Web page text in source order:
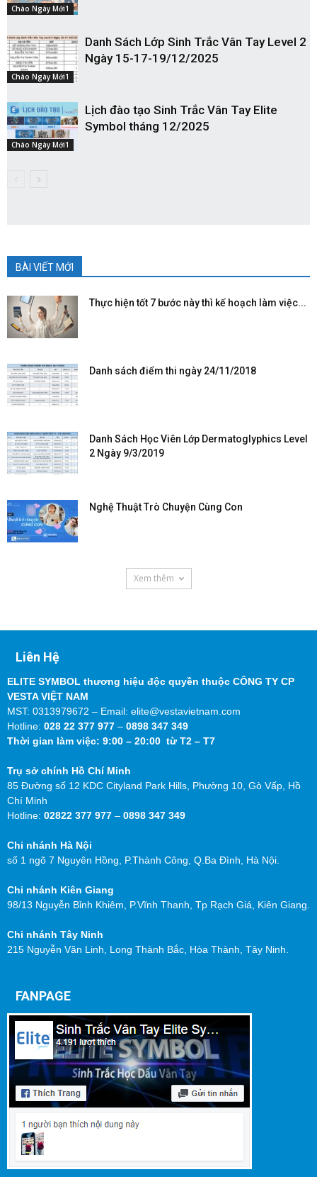
Chào Ngày Mới1
Chào Ngày Mới1
Danh Sách Lớp Sinh Trắc Vân Tay Level 2
Ngày 15-17-19/12/2025
Chào Ngày Mới1
Lịch đào tạo Sinh Trắc Vân Tay Elite
Symbol tháng 12/2025
BÀI VIẾT MỚI
Thực hiện tốt 7 bước này thì kế hoạch làm việc...
Danh sách điểm thi ngày 24/11/2018
Danh Sách Học Viên Lớp Dermatoglyphics Level
2 Ngày 9/3/2019
Nghệ Thuật Trò Chuyện Cùng Con
Xem thêm
Liên Hệ
ELITE SYMBOL thương hiệu độc quyền thuộc CÔNG TY CP
VESTA VIỆT NAM
MST: 0313979672 – Email: elite@vestavietnam.com
Hotline: 028 22 377 977 – 0898 347 349
Thời gian làm việc: 9:00 – 20:00 từ T2 – T7
Trụ sở chính Hồ Chí Minh
85 Đường số 12 KDC Cityland Park Hills, Phường 10, Gò Vấp, Hồ
Chí Minh
Hotline: 02822 377 977 – 0898 347 349
Chi nhánh Hà Nội
số 1 ngõ 7 Nguyên Hồng, P.Thành Công, Q.Ba Đình, Hà Nội.
Chi nhánh Kiên Giang
98/13 Nguyễn Bỉnh Khiêm, P.Vĩnh Thanh, Tp Rạch Giá, Kiên Giang.
Chi nhánh Tây Ninh
215 Nguyễn Văn Linh, Long Thành Bắc, Hòa Thành, Tây Ninh.
FANPAGE